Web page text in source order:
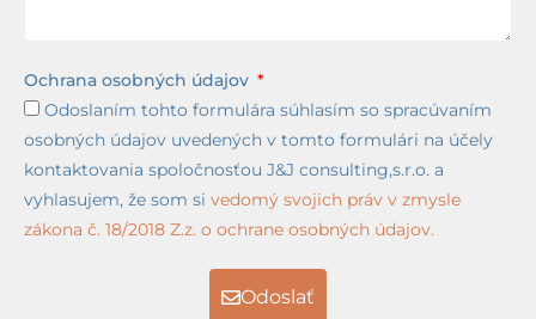
Ochrana osobných údajov
Odoslaním tohto formulára súhlasím so spracúvaním
osobných údajov uvedených v tomto formulári na účely
kontaktovania spoločnosťou J&J consulting,s.r.o. a
vyhlasujem, že som si vedomý svojich práv v zmysle
zákona č. 18/2018 Z.z. o ochrane osobných údajov.
Odoslať